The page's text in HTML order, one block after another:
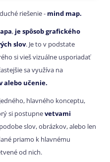
riešenie - mind map.
, je spôsob grafického
slov. Je to v podstate
si vieš vizuálne usporiadať
sa využíva na
alebo učenie.
hlavného konceptu,
si postupnevetvami
slov, obrázkov, alebo len
priamo k hlavnému
od nich.